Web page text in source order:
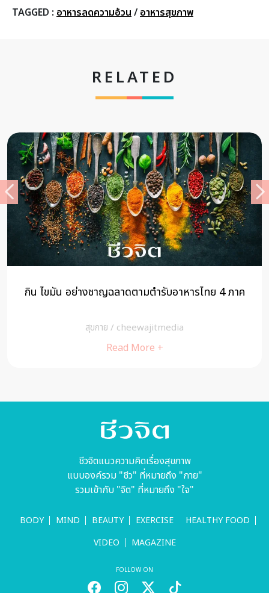
TAGGED : อาหารลดความอ้วน / อาหารสุขภาพ
RELATED
กิน ไขมัน อย่างชาญฉลาดตามตำรับอาหารไทย 4 ภาค
สุขกาย / cheewajitmedia
Read More +
ชีวจิตแนวความคิดเรื่องสุขภาพ
แบบองค์รวม "ชีว" ที่หมายถึง "กาย"
รวมเข้ากับ "จิต" ที่หมายถึง "ใจ"
BODY MIND BEAUTY EXERCISE
HEALTHY FOOD
VIDEO
MAGAZINE
FOLLOW ON